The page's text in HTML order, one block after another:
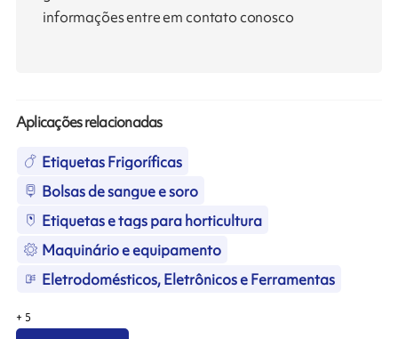
informações entre em contato conosco
Aplicações relacionadas
Etiquetas Frigoríficas
Bolsas de sangue e soro
Etiquetas e tags para horticultura
Maquinário e equipamento
Eletrodomésticos, Eletrônicos e Ferramentas
+ 5